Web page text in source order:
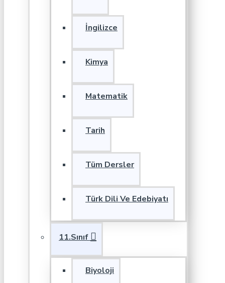
İngilizce
Kimya
Matematik
Tarih
Tüm Dersler
Türk Dili Ve Edebiyatı
11.Sınıf
Biyoloji